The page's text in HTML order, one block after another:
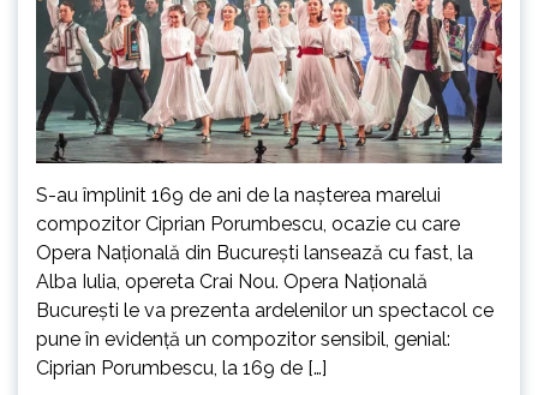
S-au împlinit 169 de ani de la nașterea marelui
compozitor Ciprian Porumbescu, ocazie cu care
Opera Națională din București lansează cu fast, la
Alba Iulia, opereta Crai Nou. Opera Naţională
Bucureşti le va prezenta ardelenilor un spectacol ce
pune în evidenţă un compozitor sensibil, genial:
Ciprian Porumbescu, la 169 de […]